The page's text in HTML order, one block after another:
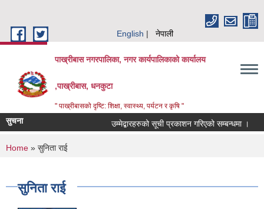
English नेपाली
पाख्रीबास नगरपालिका, नगर कार्यपालिकाको कार्यालय
,पाख्रीबास, धनकुटा
" पाख्रीबासको दृष्टि: शिक्षा, स्वास्थ्य, पर्यटन र कृषि "
सुचना उम्मेद्बारहरुको सूची प्रकाशन गरिएको सम्बन्धमा ।
You are here
Home » सुनिता राई
सुनिता राई